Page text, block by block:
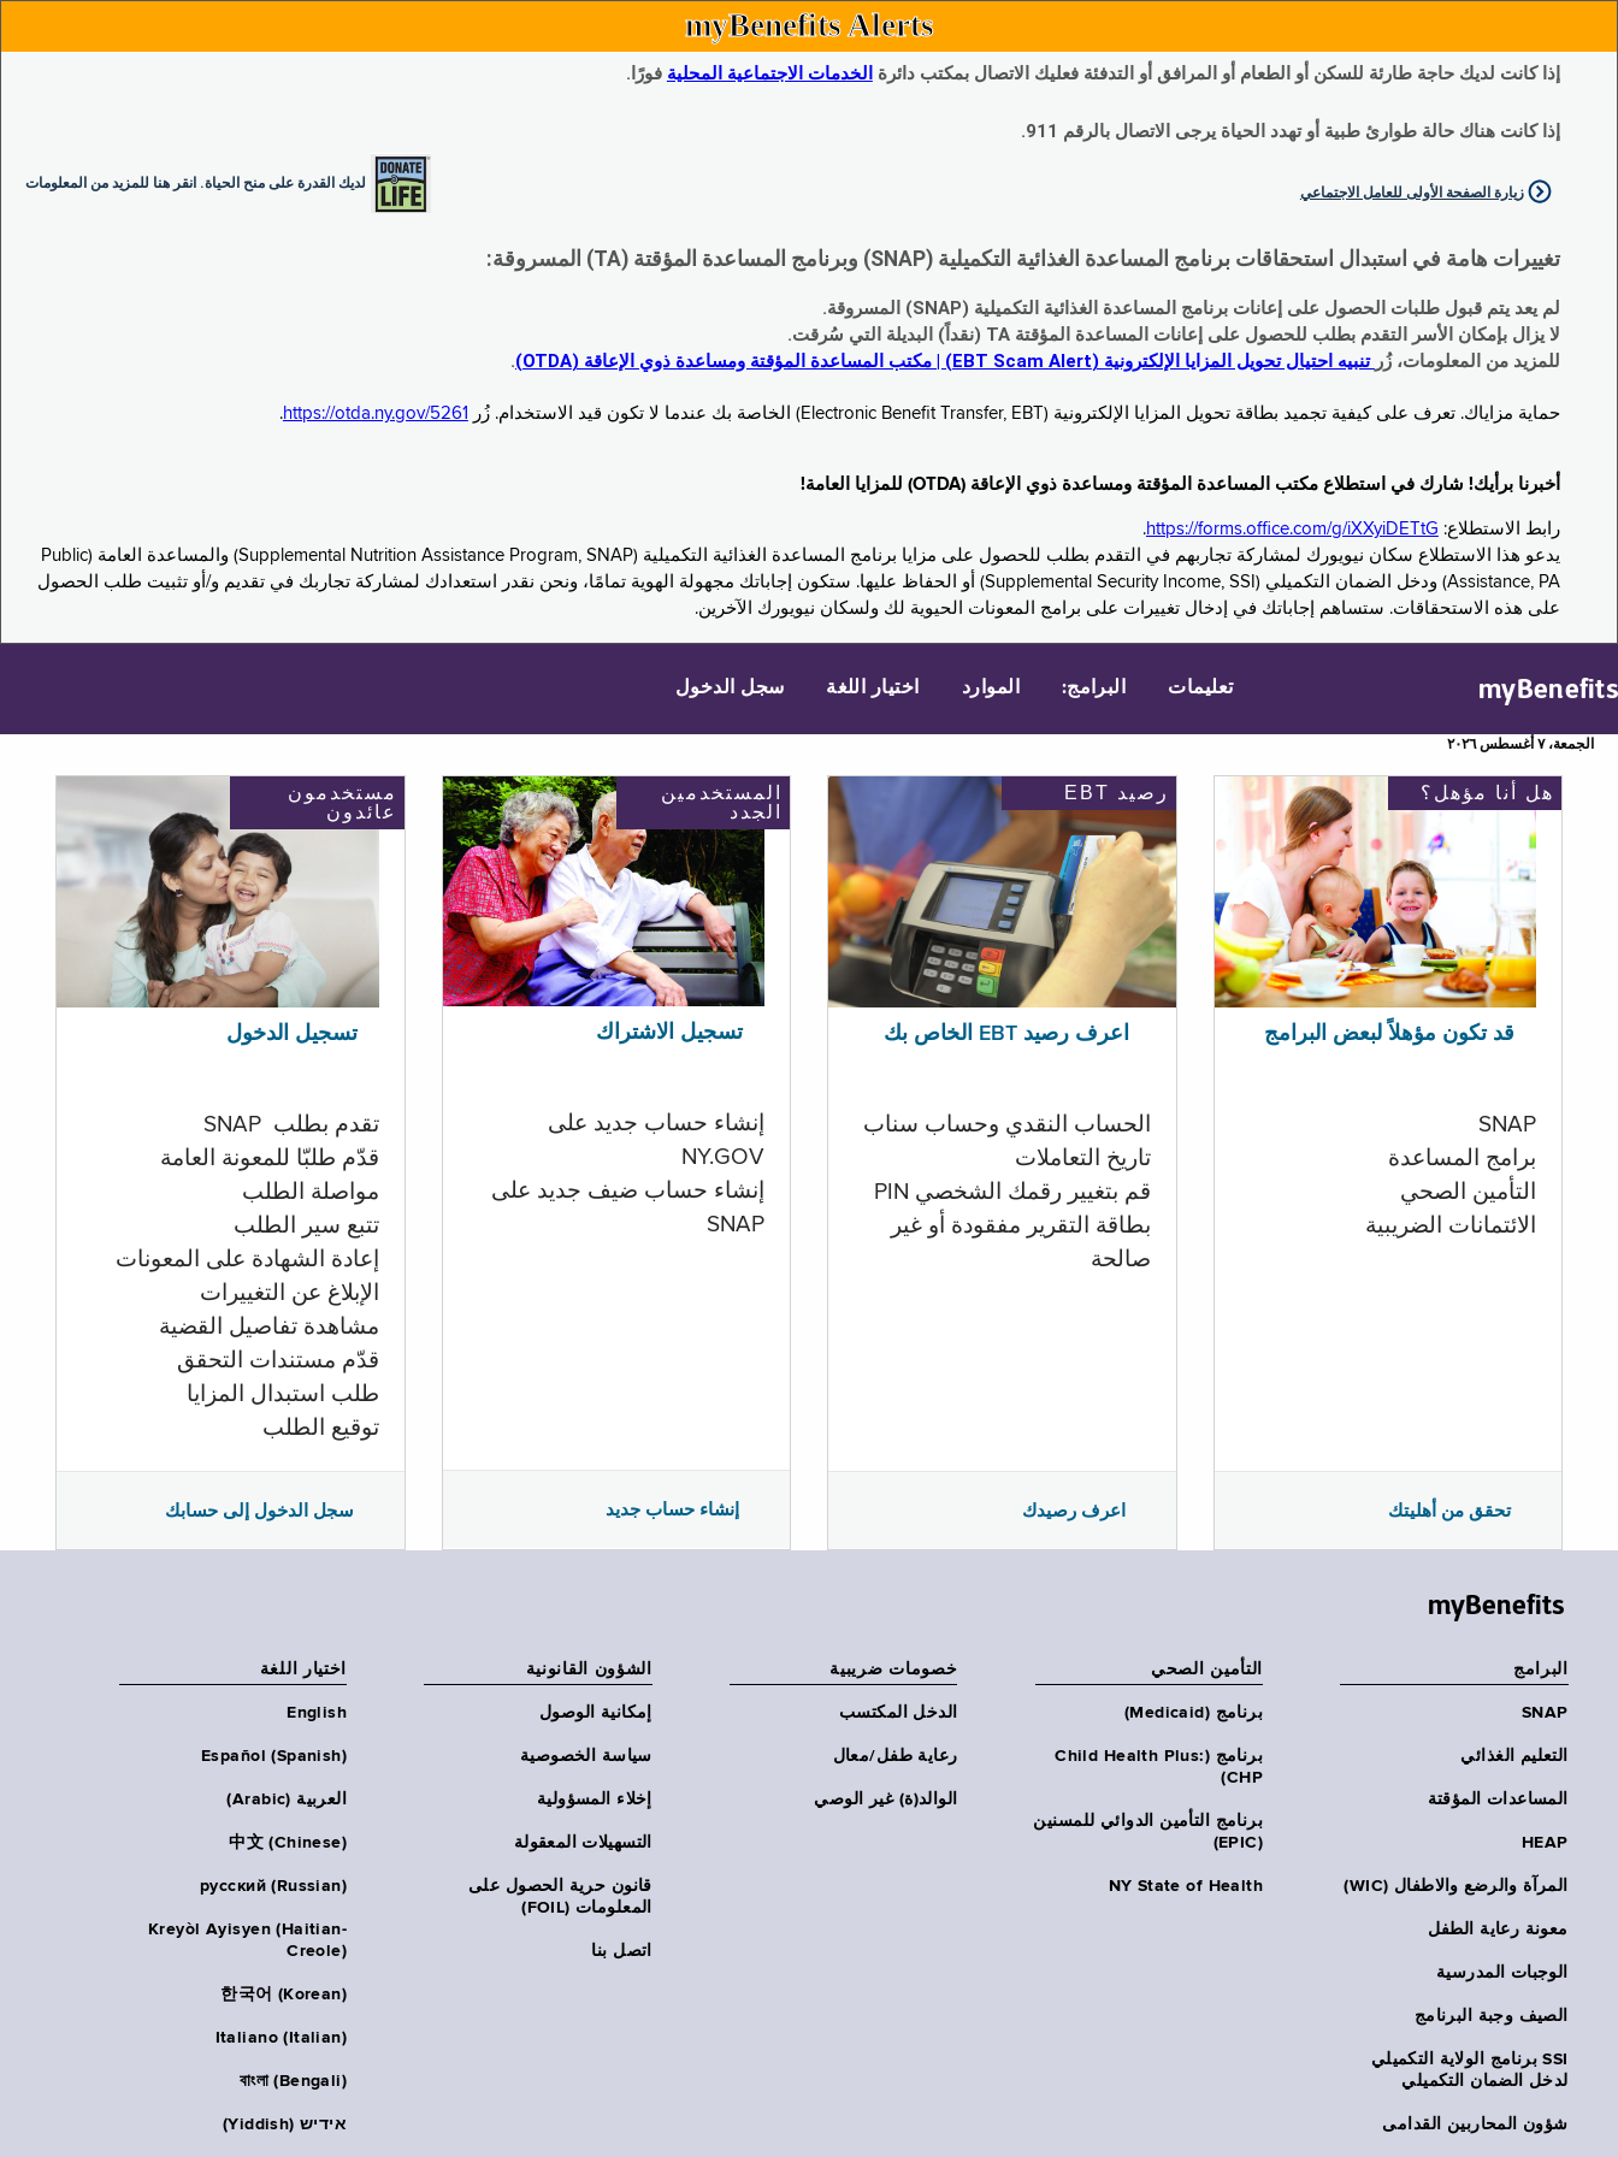
myBenefits Alerts
إذا كانت لديك حاجة طارئة للسكن أو الطعام أو المرافق أو التدفئة فعليك الاتصال بمكتب دائرة الخدمات الاجتماعية المحلية فورًا.
إذا كانت هناك حالة طوارئ طبية أو تهدد الحياة يرجى الاتصال بالرقم 911.
لديك القدرة على منح الحياة. انقر هنا للمزيد من المعلومات
زيارة الصفحة الأولى للعامل الاجتماعي
تغييرات هامة في استبدال استحقاقات برنامج المساعدة الغذائية التكميلية (SNAP) وبرنامج المساعدة المؤقتة (TA) المسروقة:
لم يعد يتم قبول طلبات الحصول على إعانات برنامج المساعدة الغذائية التكميلية (SNAP) المسروقة.
لا يزال بإمكان الأسر التقدم بطلب للحصول على إعانات المساعدة المؤقتة TA (نقداً) البديلة التي سُرقت.
للمزيد من المعلومات، زُر تنبيه احتيال تحويل المزايا الإلكترونية (EBT Scam Alert) | مكتب المساعدة المؤقتة ومساعدة ذوي الإعاقة (OTDA) .
حماية مزاياك. تعرف على كيفية تجميد بطاقة تحويل المزايا الإلكترونية (Electronic Benefit Transfer, EBT) الخاصة بك عندما لا تكون قيد الاستخدام. زُر https://otda.ny.gov/5261
.
أخبرنا برأيك! شارك في استطلاع مكتب المساعدة المؤقتة ومساعدة ذوي الإعاقة (OTDA) للمزايا العامة!
رابط الاستطلاع: https://forms.office.com/g/iXXyiDETtG
.
يدعو هذا الاستطلاع سكان نيويورك لمشاركة تجاربهم في التقدم بطلب للحصول على مزايا برنامج المساعدة الغذائية التكميلية (Supplemental Nutrition Assistance Program, SNAP) والمساعدة العامة (Public
Assistance, PA) ودخل الضمان التكميلي (Supplemental Security Income, SSI) أو الحفاظ عليها. ستكون إجاباتك مجهولة الهوية تمامًا، ونحن نقدر استعدادك لمشاركة تجاربك في تقديم و/أو تثبيت طلب الحصول
على هذه الاستحقاقات. ستساهم إجاباتك في إدخال تغييرات على برامج المعونات الحيوية لك ولسكان نيويورك الآخرين.
myBenefits تعليمات البرامج: الموارد اختيار اللغة سجل الدخول
الجمعة، ٧ أغسطس ٢٠٢٦
مستخدمون
عائدون
تسجيل الدخول
تقدم بطلب SNAP
قدّم طلبّا للمعونة العامة
مواصلة الطلب
تتبع سير الطلب
إعادة الشهادة على المعونات
الإبلاغ عن التغييرات
مشاهدة تفاصيل القضية
قدّم مستندات التحقق
طلب استبدال المزايا
توقيع الطلب
سجل الدخول إلى حسابك
المستخدمين
الجدد
تسجيل الاشتراك
إنشاء حساب جديد على
NY.GOV
إنشاء حساب ضيف جديد على
SNAP
إنشاء حساب جديد
رصيد EBT
اعرف رصيد EBT الخاص بك
الحساب النقدي وحساب سناب
تاريخ التعاملات
قم بتغيير رقمك الشخصي PIN
بطاقة التقرير مفقودة أو غير
صالحة
اعرف رصيدك
هل أنا مؤهل؟
قد تكون مؤهلاً لبعض البرامج
SNAP
برامج المساعدة
التأمين الصحي
الائتمانات الضريبية
تحقق من أهليتك
myBenefits
البرامج
SNAP
التعليم الغذائي
المساعدات المؤقتة
HEAP
المرآة والرضع والاطفال (WIC)
معونة رعاية الطفل
الوجبات المدرسية
الصيف وجبة البرنامج
SSI برنامج الولاية التكميلي
لدخل الضمان التكميلي
شؤون المحاربين القدامى
التأمين الصحي
برنامج (Medicaid)
برنامج (Child Health Plus:
CHP)
برنامج التأمين الدوائي للمسنين
(EPIC)
NY State of Health
خصومات ضريبية
الدخل المكتسب
رعاية طفل/معال
الوالد(ة) غير الوصي
الشؤون القانونية
إمكانية الوصول
سياسة الخصوصية
إخلاء المسؤولية
التسهيلات المعقولة
قانون حرية الحصول على
المعلومات (FOIL)
اتصل بنا
اختيار اللغة
English
Español (Spanish)
العربية (Arabic)
中文 (Chinese)
русский (Russian)
Kreyòl Ayisyen (Haitian-
Creole)
한국어 (Korean)
Italiano (Italian)
বাংলা (Bengali)
אידיש (Yiddish)